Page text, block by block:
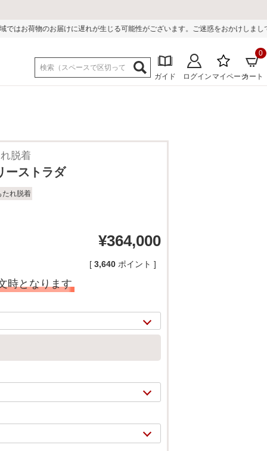
が生じる可能性がございます。ご迷惑をおかけしまして誠に申し訳ございませ
ガイド ログイン マイページカート
0
脱着
ーストラダ
たれ脱着
¥364,000
[ 3,640 ポイント ]
時となります